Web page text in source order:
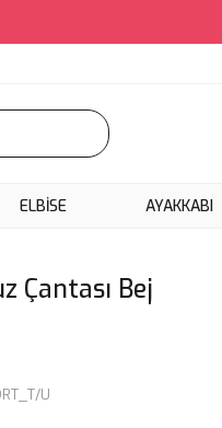
ELBİSE AYAKKABI
Çantası Bej
U